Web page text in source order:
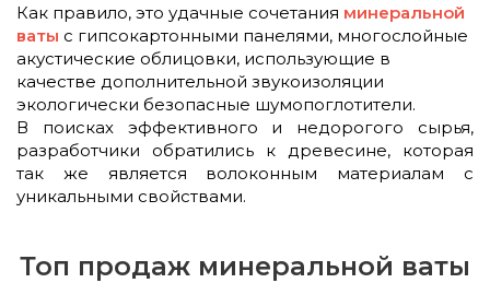
Как правило, это удачные сочетания минеральной
ваты с гипсокартонными панелями, многослойные
акустические облицовки, использующие в
качестве дополнительной звукоизоляции
экологически безопасные шумопоглотители.
В поисках эффективного и недорогого сырья,
разработчики обратились к древесине, которая
так же является волоконным материалам с
уникальными свойствами.
Топ продаж минеральной ваты